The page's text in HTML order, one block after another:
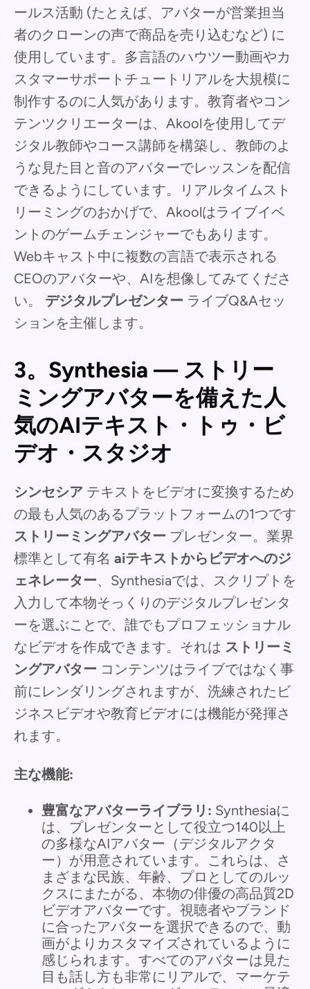
ールス活動 (たとえば、アバターが営業担当
者のクローンの声で商品を売り込むなど) に
使用しています。多言語のハウツー動画やカ
スタマーサポートチュートリアルを大規模に
制作するのに人気があります。教育者やコン
テンツクリエーターは、Akoolを使用してデ
ジタル教師やコース講師を構築し、教師のよ
うな見た目と音のアバターでレッスンを配信
できるようにしています。リアルタイムスト
リーミングのおかげで、Akoolはライブイベ
ントのゲームチェンジャーでもあります。
Webキャスト中に複数の言語で表示される
CEOのアバターや、AIを想像してみてくださ
い。 デジタルプレゼンター ライブQ&Aセッ
ションを主催します。
3。Synthesia — ストリー
ミングアバターを備えた人
気のAIテキスト・トゥ・ビ
デオ・スタジオ
シンセシア テキストをビデオに変換するため
の最も人気のあるプラットフォームの1つです
ストリーミングアバター プレゼンター。業界
標準として有名 aiテキストからビデオへのジ
ェネレーター、Synthesiaでは、スクリプトを
入力して本物そっくりのデジタルプレゼンタ
ーを選ぶことで、誰でもプロフェッショナル
なビデオを作成できます。それは ストリーミ
ングアバター コンテンツはライブではなく事
前にレンダリングされますが、洗練されたビ
ジネスビデオや教育ビデオには機能が発揮さ
れます。
主な機能:
豊富なアバターライブラリ: Synthesiaに
は、プレゼンターとして役立つ140以上
の多様なAIアバター（デジタルアクタ
ー）が用意されています。これらは、さ
まざまな民族、年齢、プロとしてのルッ
クスにまたがる、本物の俳優の高品質2D
ビデオアバターです。視聴者やブランド
に合ったアバターを選択できるので、動
画がよりカスタマイズされているように
感じられます。すべてのアバターは見た
目も話し方も非常にリアルで、マーケテ